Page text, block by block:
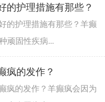
的护理措施有那些？
的护理措施有那些？羊癫
顽固性疾病...
疯的发作？
疯的发作？羊癫疯会因为